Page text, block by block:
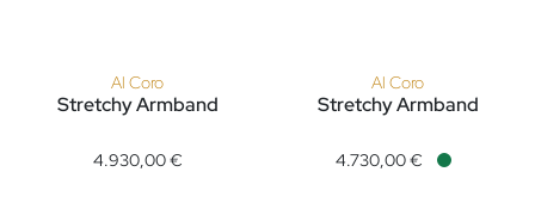
Al Coro
Stretchy Armband
4.930,00 €
Al Coro
Stretchy Armband
4.730,00 €